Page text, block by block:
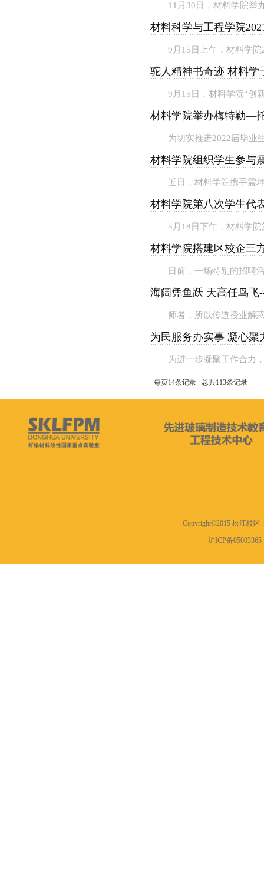
11月30日，材料学院举
材料科学与工程学院
9月15日上午，材料学
驼人精神书奇迹 材料学
9月15日，材料学院“创
材料学院举办梅特勒—
为切实推进2022届毕业
材料学院组织学生参与
近日，材料学院携手震
材料学院第八次学生代
5月18日下午，材料学
材料学院搭建区校企三
日前，一场特别的招聘
海阔凭鱼跃 天高任鸟飞
师者，所以传道授业解
为民服务办实事 凝心聚
为进一步凝聚工作合力
每页14条记录 总共113条记录
Copyright©2015 松江校区
沪ICP备